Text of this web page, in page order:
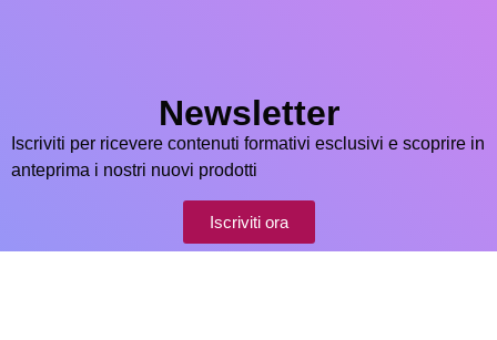
Newsletter
Iscriviti per ricevere contenuti formativi esclusivi e scoprire in
anteprima i nostri nuovi prodotti
Iscriviti ora